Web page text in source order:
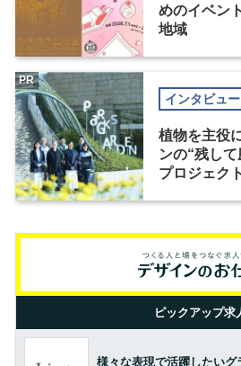
めのイベン
地域
インタビュー
植物を主役
ンの“残し
プロジェク
PR
ピックアップ求
様々な表現で活躍したい